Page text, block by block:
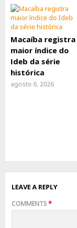
Macaíba registra
maior índice do
Ideb da série
histórica
agosto 6, 2026
LEAVE A REPLY
COMMENTS*